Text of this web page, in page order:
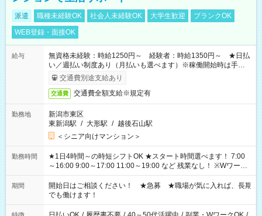
派遣 職種未経験OK 社会人未経験OK 大学生歓迎
ブランクOK
WEB登録・面接OK
給与
無資格未経験：時給1250円～ 経験者：時給1350円～ ★日払
い／週払い制度あり（月払いも選べます）※稼働開始時は手続き
完了次第のお支払いとなります。
交通費別途支給あり
交通費 交通費全額支給※規定有
勤務地
新潟市東区
東新潟駅 / 大形駅 / 越後石山駅
＜シニア向けマンション＞
勤務時間
★1日4時間～の時短シフトOK ★スタート時間選べます！ 7:00
～16:00 9:00～17:00 11:00～19:00 など 残業なし！ ※Wワーク
の場合、他のお仕事と合わせ週40時間超の就業はご案内できま
せん ※法令に基づき、週20時間以上勤務は社会保険への加入対
象となります ※労働者派遣法（日雇い派遣の原則禁止）によ
り、短時間・短期間の就業はご案内が難しい場合があります
期間
開始日はご相談ください！ ★急募 ★職場が気に入れば、長期
でも働けます！